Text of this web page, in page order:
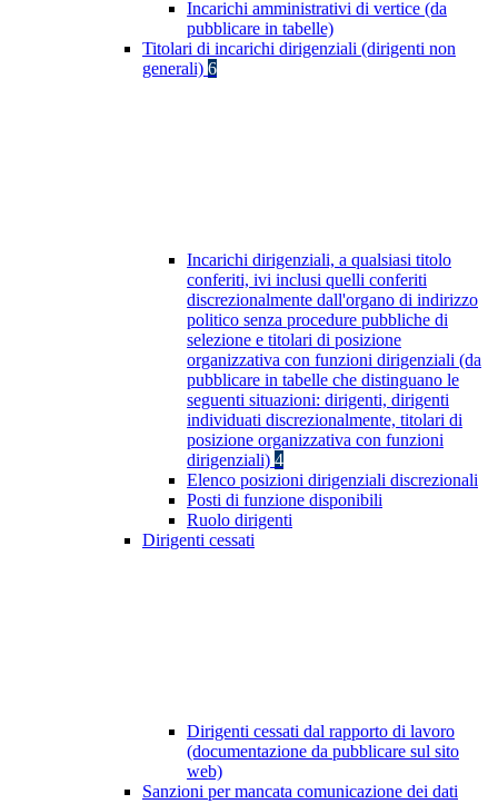
Incarichi amministrativi di vertice (da
pubblicare in tabelle)
Titolari di incarichi dirigenziali (dirigenti non
generali) 6
Incarichi dirigenziali, a qualsiasi titolo
conferiti, ivi inclusi quelli conferiti
discrezionalmente dall'organo di indirizzo
politico senza procedure pubbliche di
selezione e titolari di posizione
organizzativa con funzioni dirigenziali (da
pubblicare in tabelle che distinguano le
seguenti situazioni: dirigenti, dirigenti
individuati discrezionalmente, titolari di
posizione organizzativa con funzioni
dirigenziali) 4
Elenco posizioni dirigenziali discrezionali
Posti di funzione disponibili
Ruolo dirigenti
Dirigenti cessati
Dirigenti cessati dal rapporto di lavoro
(documentazione da pubblicare sul sito
web)
Sanzioni per mancata comunicazione dei dati